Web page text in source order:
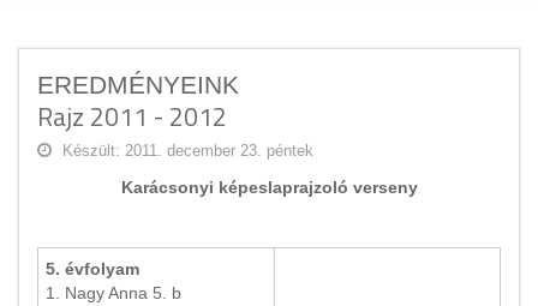
EREDMÉNYEINK
Rajz 2011 - 2012
Készült: 2011. december 23. péntek
Karácsonyi képeslaprajzoló verseny
5. évfolyam
1. Nagy Anna 5. b